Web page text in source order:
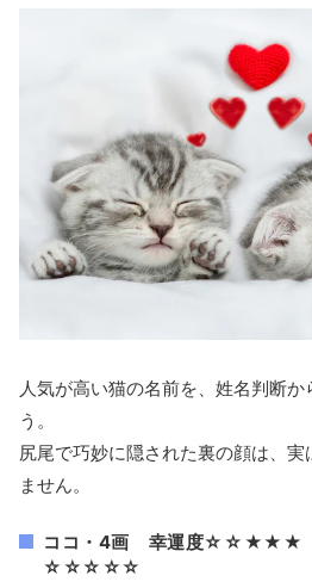
人気が高い猫の名前を、姓名判断か
う。
尻尾で巧妙に隠された裏の顔は、
ません。
ココ・4画 幸運度☆☆★★★
☆☆☆☆☆